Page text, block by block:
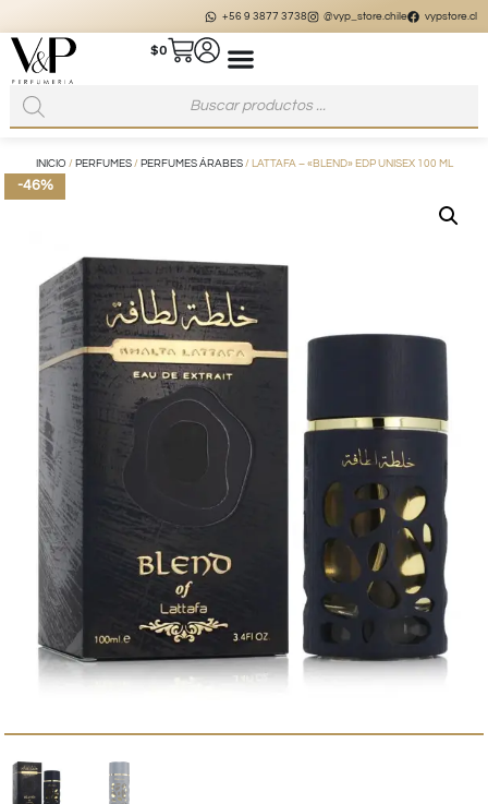
+56 9 3877 3738 @vyp_store.chile vypstore.cl
$0
INICIO / PERFUMES/ PERFUMES ÁRABES/ LATTAFA – «BLEND» EDP UNISEX 100 ML
-46%